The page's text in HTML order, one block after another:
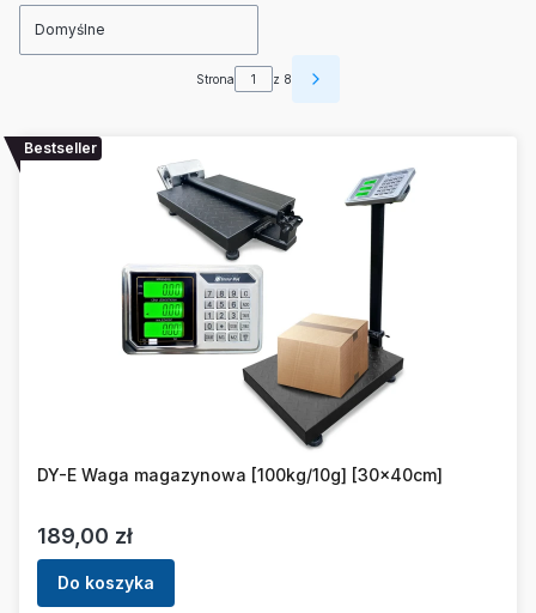
Domyślne
Strona z 8 Następne produkty
Bestseller
DY-E Waga magazynowa [100kg/10g] [30x40cm]
Cena
189,00 zł
Do koszyka